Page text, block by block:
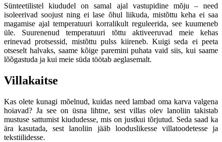
Sünteetilistel kiududel on samal ajal vastupidine mõju – need
isoleerivad soojust ning ei lase õhul liikuda, mistõttu keha ei saa
magamise ajal temperatuuri korralikult reguleerida, see kuumeneb
üle. Suurenenud temperatuuri tõttu aktiveeruvad meie kehas
erinevad protsessid, mistõttu pulss kiireneb. Kuigi seda ei peeta
otseselt halvaks, saame kõige paremini puhata vaid siis, kui saame
lõõgastuda ja kui meie süda töötab aeglasemalt.
Villakaitse
Kas olete kunagi mõelnud, kuidas need lambad oma karva valgena
hoiavad? Ja see on üsna lihtne, sest villas olev lanoliin takistab
mustuse sattumist kiududesse, mis on justkui tõrjutud. Seda saad ka
ära kasutada, sest lanoliin jääb looduslikesse villatoodetesse ja
tekstiilidesse.